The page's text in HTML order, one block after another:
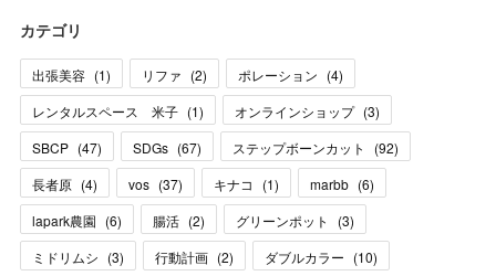
カテゴリ
出張美容 (1) リファ (2) ポレーション (4)
レンタルスペース 米子 (1) オンラインショップ (3)
SBCP (47) SDGs (67) ステップボーンカット (92)
長者原 (4) vos (37) キナコ (1) marbb (6)
lapark農園 (6) 腸活 (2) グリーンポット (3)
ミドリムシ (3) 行動計画 (2) ダブルカラー (10)